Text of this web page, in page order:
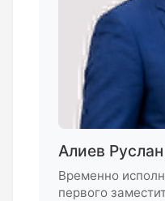
Алиев
Временно
первого